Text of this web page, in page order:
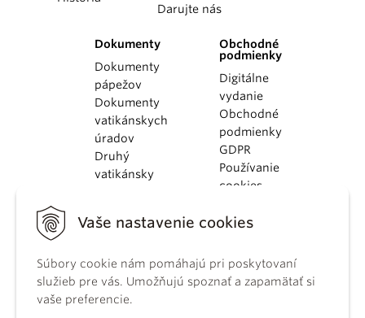
Vaše nastavenie cookies
Súbory cookie nám pomáhajú pri poskytovaní
služieb pre vás. Umožňujú spoznať a zapamätať si
vaše preferencie.
Darujte nás
Dokumenty
Dokumenty
pápežov
Dokumenty
vatikánskych
úradov
Druhý
vatikánsky
KBS
kánonického
práva
Katechizmus
Obchodné
podmienky
Digitálne
vydanie
Obchodné
podmienky
GDPR
Používanie
cookies